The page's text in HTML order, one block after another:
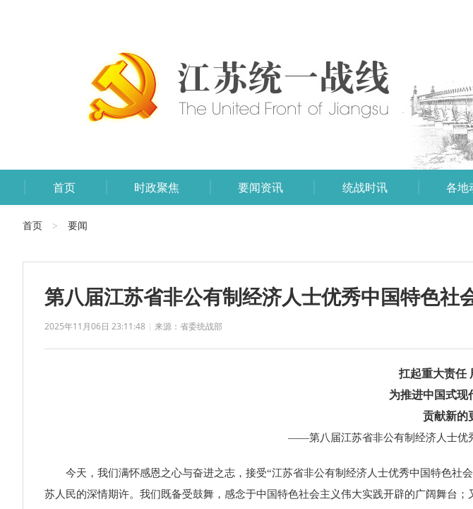
首页 时政聚焦 要闻资讯 统战时讯 各地
首页 > 要闻
第八届江苏省非公有制经济人士优秀中国特色社
2025年11月06日 23:11:48 | 来源：省委统战部
扛起重大责任
为推进中国式现
贡献新的
——第八届江苏省非公有制经济人士优
今天，我们满怀感恩之心与奋进之志，接受“江苏省非公有制经济人士优秀中国特色社
苏人民的深情期许。我们既备受鼓舞，感念于中国特色社会主义伟大实践开辟的广阔舞台